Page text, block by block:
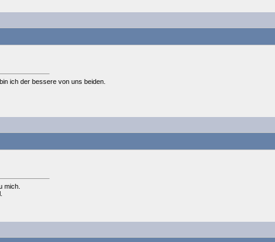
ich der bessere von uns beiden.
mich.